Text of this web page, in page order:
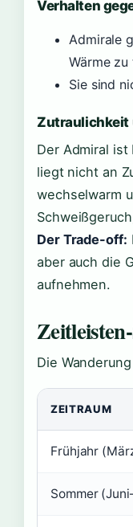
Verhalten
Admirale
Wärme
Sie sind
Zutraulichkeit
Der Admiral
liegt nicht an
wechselwarm
Der Trade-off:
aber auch die
aufnehmen.
Die
ZEITRAUM
Frühjahr
Sommer